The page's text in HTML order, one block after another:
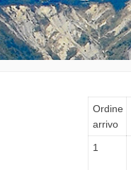
Ordine
arrivo
1